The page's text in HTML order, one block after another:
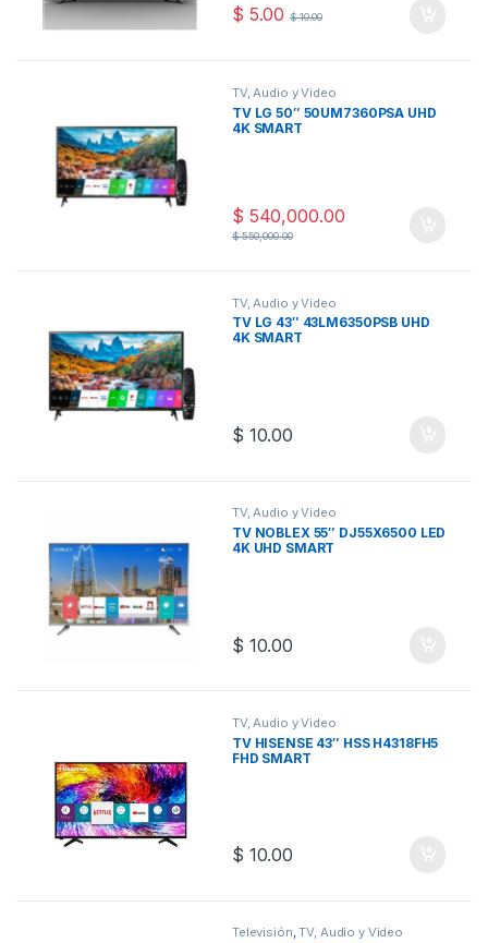
$ 5.00 $10.00
TV, Audio y Video
TV LG 50″ 50UM7360PSA UHD
4K SMART
$ 540,000.00
$550,000.00
TV, Audio y Video
TV LG 43″ 43LM6350PSB UHD
4K SMART
$ 10.00
TV, Audio y Video
TV NOBLEX 55″ DJ55X6500 LED
4K UHD SMART
$ 10.00
TV, Audio y Video
TV HISENSE 43″ HSS H4318FH5
FHD SMART
$ 10.00
Televisión,TV, Audio y Video